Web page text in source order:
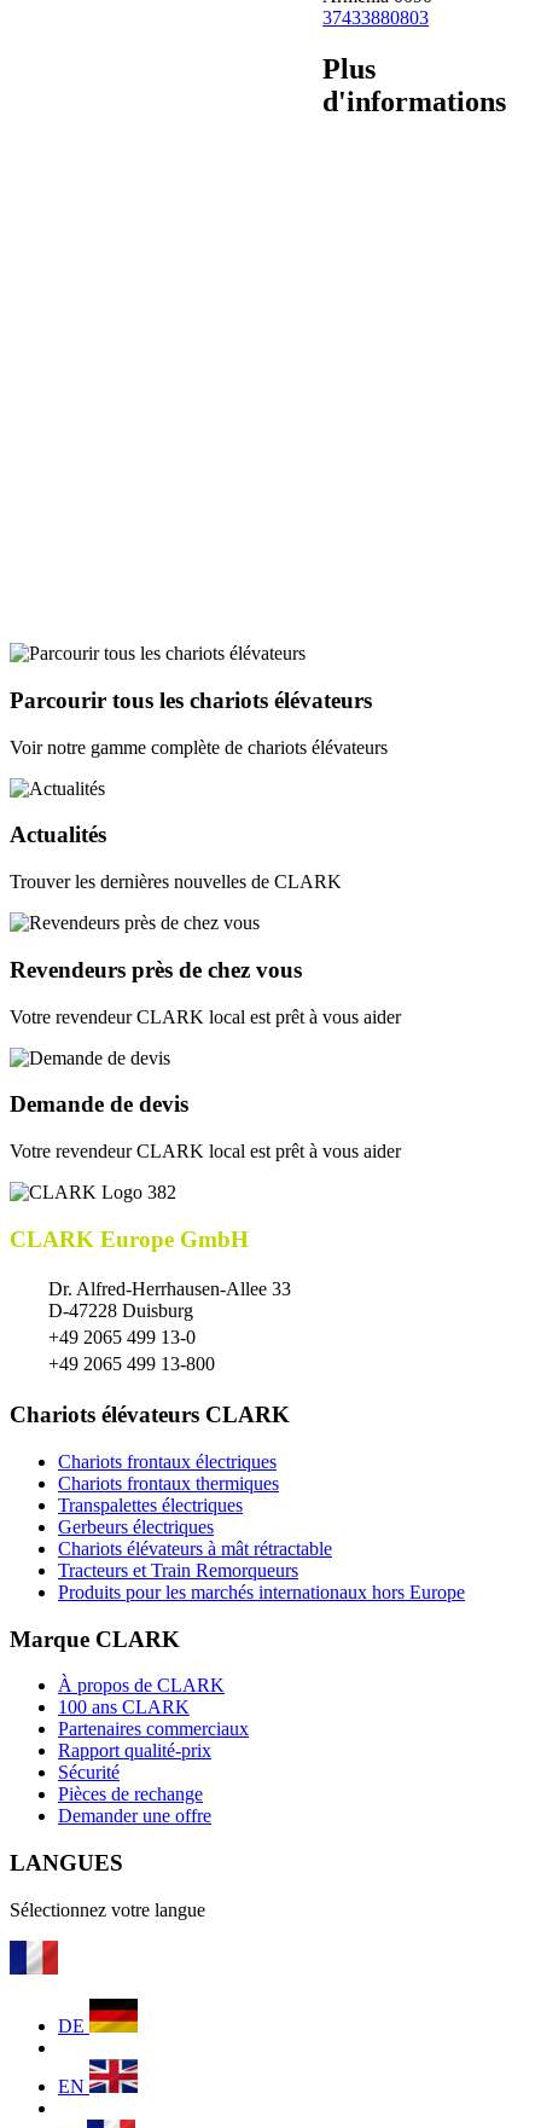
37433880803
Plus
d'informations
Parcourir tous les chariots élévateurs
Voir notre gamme complète de chariots élévateurs
Actualités
Trouver les dernières nouvelles de CLARK
Revendeurs près de chez vous
Votre revendeur CLARK local est prêt à vous aider
Demande de devis
Votre revendeur CLARK local est prêt à vous aider
CLARK Europe GmbH
Dr. Alfred-Herrhausen-Allee 33
D-47228 Duisburg
+49 2065 499 13-0
+49 2065 499 13-800
Chariots élévateurs CLARK
Chariots frontaux électriques
Chariots frontaux thermiques
Transpalettes électriques
Gerbeurs électriques
Chariots élévateurs à mât rétractable
Tracteurs et Train Remorqueurs
Produits pour les marchés internationaux hors Europe
Marque CLARK
À propos de CLARK
100 ans CLARK
Partenaires commerciaux
Rapport qualité-prix
Sécurité
Pièces de rechange
Demander une offre
LANGUES
Sélectionnez votre langue
DE
EN